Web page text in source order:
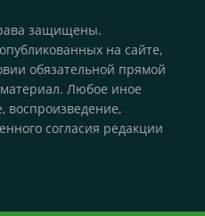
защищены.
на сайте,
обязательной прямой
Любое иное
воспроизведение,
согласия редакции